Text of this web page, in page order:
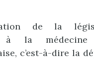
de la
à la médecine
c’est-à-dire la